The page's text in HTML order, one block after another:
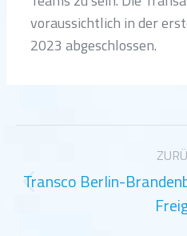
voraussichtlich in der
2023 abgeschlossen.
Transco Berlin-